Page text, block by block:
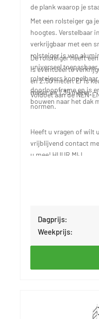
de plank waarop je
Met een rolsteiger ga
hoogtes. Verstelbaar
verkrijgbaar met een
rolsteiger is van
universeel
rolsteigers
doorloopframe en is
bouwen naar het dak
De rolsteiger heeft
is eventueel te
en 2.50 meter. Er is
meter en 1.35 meter.
Voldoet aan de NEN-
normen.
Heeft u vragen of wilt
vrijblijvend contact
u mee! HUUR MIJ
Dagprijs:
Weekprijs: